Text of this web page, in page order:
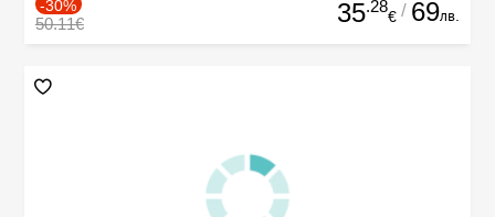
-30%
50.11€ 35.28
€ / 69лв.